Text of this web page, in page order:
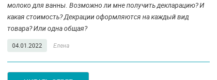
молоко для ванны. Возможно ли мне получить декларацию? И
какая стоимость? Декрации оформляются на каждый вид
товара? Или одна общая?
04.01.2022 Елена